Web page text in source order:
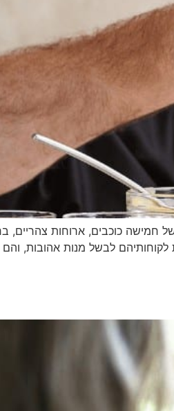
כוכבים, ארוחות צהריים,
לקוחותיהם לבשל מנות אהובות,